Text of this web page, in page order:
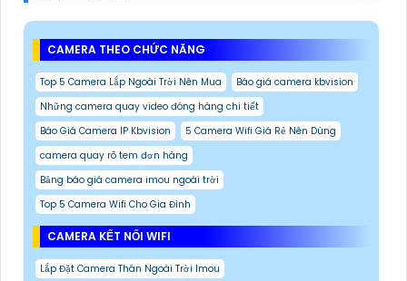
CAMERA THEO CHỨC NĂNG
Top 5 Camera Lắp Ngoài Trời Nên Mua
Báo giá camera kbvision
Những camera quay video đóng hàng chi tiết
Báo Giá Camera IP Kbvision
5 Camera Wifi Giá Rẻ Nên Dùng
camera quay rõ tem đơn hàng
Bảng báo giá camera imou ngoài trời
Top 5 Camera Wifi Cho Gia Đình
CAMERA KẾT NỐI WIFI
Lắp Đặt Camera Thân Ngoài Trời Imou